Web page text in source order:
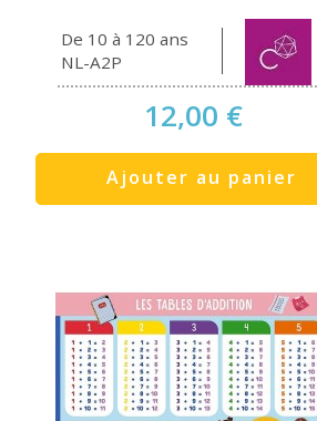
De 10 à 120 ans
NL-A2P
12,00 €
Ajouter au panier